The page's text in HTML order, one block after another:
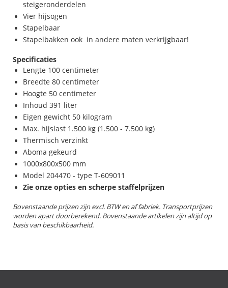
steigeronderdelen
Vier hijsogen
Stapelbaar
Stapelbakken ook in andere maten verkrijgbaar!
Specificaties
Lengte 100 centimeter
Breedte 80 centimeter
Hoogte 50 centimeter
Inhoud 391 liter
Eigen gewicht 50 kilogram
Max. hijslast 1.500 kg (1.500 - 7.500 kg)
Thermisch verzinkt
Aboma gekeurd
1000x800x500 mm
Model 204470 - type T-609011
Zie onze opties en scherpe staffelprijzen
Bovenstaande prijzen zijn excl. BTW en af fabriek. Transportprijzen
worden apart doorberekend. Bovenstaande artikelen zijn altijd op
basis van beschikbaarheid.